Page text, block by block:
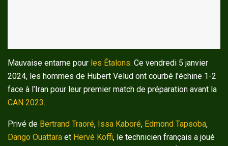
Mauvaise entame pour les Étalons. Ce vendredi 5 janvier
2024, les hommes de Hubert Velud ont courbé l’échine 1-2
face à l’Iran pour leur premier match de préparation avant la
CAN 2023.
Privé de Bertrand Traoré, Issa Kaboré, Edmond Tapsoba,
Dango Ouattara et Hervé Koffi, le technicien français a joué